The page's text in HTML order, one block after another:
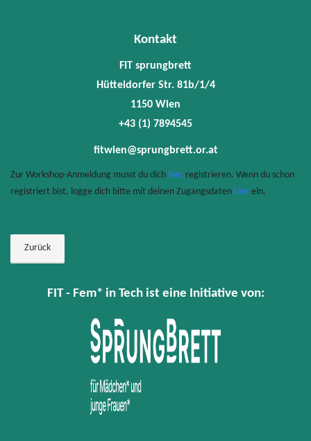
Kontakt
FIT sprungbrett
Hütteldorfer Str. 81b/1/4
1150 Wien
+43 (1) 7894545
fitwien@sprungbrett.or.at
Zur Workshop-Anmeldung musst du dich hier registrieren. Wenn du schon
registriert bist, logge dich bitte mit deinen Zugangsdaten hier ein.
Zurück
FIT - Fem* in Tech ist eine Initiative von: